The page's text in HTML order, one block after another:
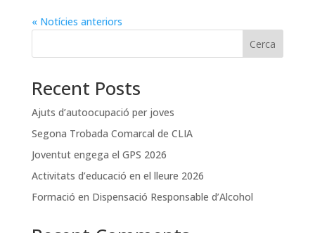
« Notícies anteriors
Cerca
Recent Posts
Ajuts d’autoocupació per joves
Segona Trobada Comarcal de CLIA
Joventut engega el GPS 2026
Activitats d’educació en el lleure 2026
Formació en Dispensació Responsable d’Alcohol